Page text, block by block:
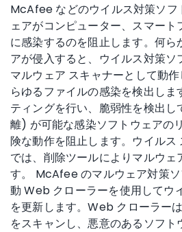
McAfee などのウイルス対策ソフ
ェアがコンピューター、スマート
に感染するのを阻止します。何ら
アが侵入すると、ウイルス対策ソ
マルウェア スキャナーとして動
らゆるファイルの感染を検出しま
ティングを行い、脆弱性を検出し
離) が可能な感染ソフトウェアの
険な動作を阻止します。ウイルス
では、削除ツールによりマルウェ
す。 McAfee のマルウェア対策
動 Web クローラーを使用してウ
を更新します。Web クローラー
をスキャンし、悪意のあるソフト